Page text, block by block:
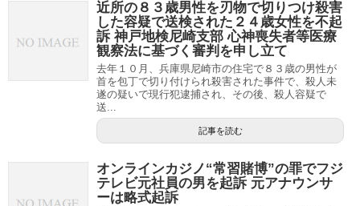
近所の８３歳男性を刃物で切りつけ殺害
した容疑で送検された２４歳女性を不起
訴 神戸地検尼崎支部 心神喪失者等医療
観察法に基づく審判を申し立て
去年１０月、兵庫県尼崎市の住宅で８３歳の男性が
首を包丁で切り付けられ殺害された事件で、殺人未
遂の疑いで現行犯逮捕され、その後、殺人容疑で
送...
記事を読む
オンラインカジノ“常習賭博”の罪でフジ
テレビ元社員の男を起訴 元アナウンサ
ーは略式起訴